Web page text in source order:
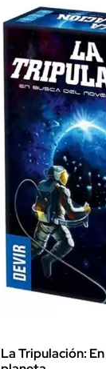
La Tripulación: